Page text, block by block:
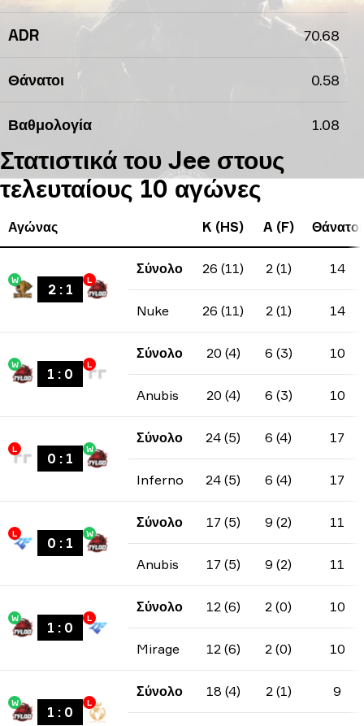
ADR 70.68
Θάνατοι 0.58
Βαθμολογία 1.08
Στατιστικά του Jee στους
τελευταίους 10 αγώνες
Αγώνας K (HS) A (F) Θάνατοι
W
2: 1
L
Σύνολο 26 (11) 2 (1) 14
Nuke 26 (11) 2 (1) 14
W
1 : 0
L
Σύνολο 20 (4) 6 (3) 10
Anubis 20 (4) 6 (3) 10
L
0 : 1
W
Σύνολο 24 (5) 6 (4) 17
Inferno 24 (5) 6 (4) 17
L
0 : 1
W
Σύνολο 17 (5) 9 (2) 11
Anubis 17 (5) 9 (2) 11
W
1 : 0
L
Σύνολο 12 (6) 2 (0) 10
Mirage 12 (6) 2 (0) 10
W
1 : 0
L
Σύνολο 18 (4) 2 (1) 9